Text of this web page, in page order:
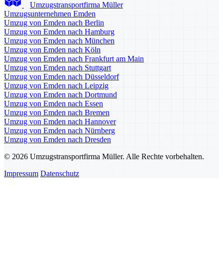
Umzugstransportfirma Müller
Umzugsunternehmen Emden
Umzug von Emden nach Berlin
Umzug von Emden nach Hamburg
Umzug von Emden nach München
Umzug von Emden nach Köln
Umzug von Emden nach Frankfurt am Main
Umzug von Emden nach Stuttgart
Umzug von Emden nach Düsseldorf
Umzug von Emden nach Leipzig
Umzug von Emden nach Dortmund
Umzug von Emden nach Essen
Umzug von Emden nach Bremen
Umzug von Emden nach Hannover
Umzug von Emden nach Nürnberg
Umzug von Emden nach Dresden
© 2026 Umzugstransportfirma Müller. Alle Rechte vorbehalten.
Impressum Datenschutz